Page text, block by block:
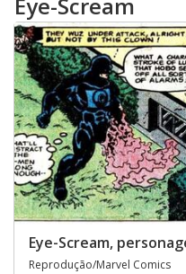
Eye-Scream,
Reprodução/Marvel Comics